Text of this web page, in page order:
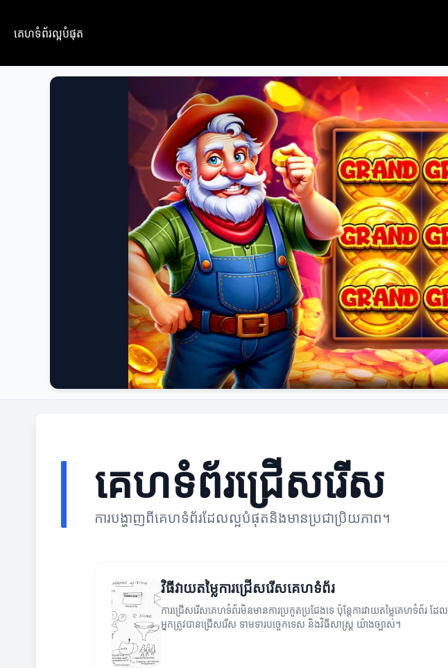
គេហទំព័រល្អបំផុត
គេហទំព័រជ្រើសរើស
ការបង្ហាញពីគេហទំព័រដែលល្អបំផុតនិងមានប្រជាប្រិយភាព។
វិធីវាយតម្លៃការជ្រើសរើសគេហទំព័រ
ការជ្រើសរើសគេហទំព័រមិនមានការប្រកួតប្រជែងទេ ប៉ុន្តែការវាយតម្លៃគេហទំព័រ ដែល
អ្នកត្រូវបានជ្រើសរើស ទាមទារ​បច្ចេកទេស និងវិធីសាស្ត្រ យ៉ាងច្បាស់។